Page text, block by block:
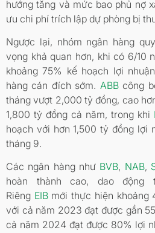
hướng tăng và mức bao phủ nợ
ưu chi phí trích lập dự phòng bị
Ngược lại, nhóm ngân hàng
vọng khả quan hơn, khi có 6/10
khoảng 75% kế hoạch lợi
hàng cán đích sớm. ABBcông
tháng vượt 2,000 tỷ đồng, cao
1,800 tỷ đồng cả năm, trong khi
hoạch với hơn 1,500 tỷ đồng lợi
tháng 9.
Các ngân hàng như BVB, NAB,
hoàn thành cao, dao động
Riêng EIBmới thực hiện khoảng
với cả năm 2023 đạt được gần
cả năm 2024 đạt được 80% lợi